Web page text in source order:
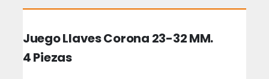
Juego Llaves Corona 23-32 MM.
4 Piezas